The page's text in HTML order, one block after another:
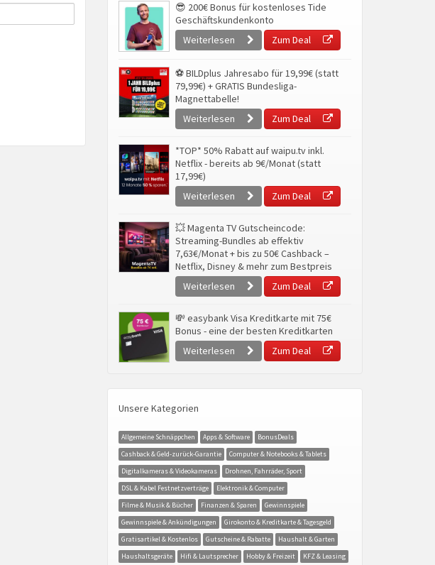
😎 200€ Bonus für kostenloses Tide
Geschäftskundenkonto
Weiterlesen
Zum Deal
⚽ BILDplus Jahresabo für 19,99€ (statt
79,99€) + GRATIS Bundesliga-
Magnettabelle!
Weiterlesen
Zum Deal
*TOP* 50% Rabatt auf waipu.tv inkl.
Netflix - bereits ab 9€/Monat (statt
17,99€)
Weiterlesen
Zum Deal
💥 Magenta TV Gutscheincode:
Streaming-Bundles ab effektiv
7,63€/Monat + bis zu 50€ Cashback –
Netflix, Disney & mehr zum Bestpreis
Weiterlesen
Zum Deal
💸 easybank Visa Kreditkarte mit 75€
Bonus - eine der besten Kreditkarten
Weiterlesen
Zum Deal
Unsere Kategorien
Allgemeine Schnäppchen Apps & Software
BonusDeals
Cashback & Geld-zurück-Garantie
Computer & Notebooks & Tablets
Digitalkameras & Videokameras
Drohnen, Fahrräder, Sport
DSL & Kabel Festnetzverträge
Elektronik & Computer
Filme & Musik & Bücher
Finanzen & Sparen
Gewinnspiele
Gewinnspiele & Ankündigungen
Girokonto & Kreditkarte & Tagesgeld
Gratisartikel & Kostenlos
Gutscheine & Rabatte
Haushalt & Garten
Haushaltsgeräte
Hifi & Lautsprecher Hobby & Freizeit
KFZ & Leasing